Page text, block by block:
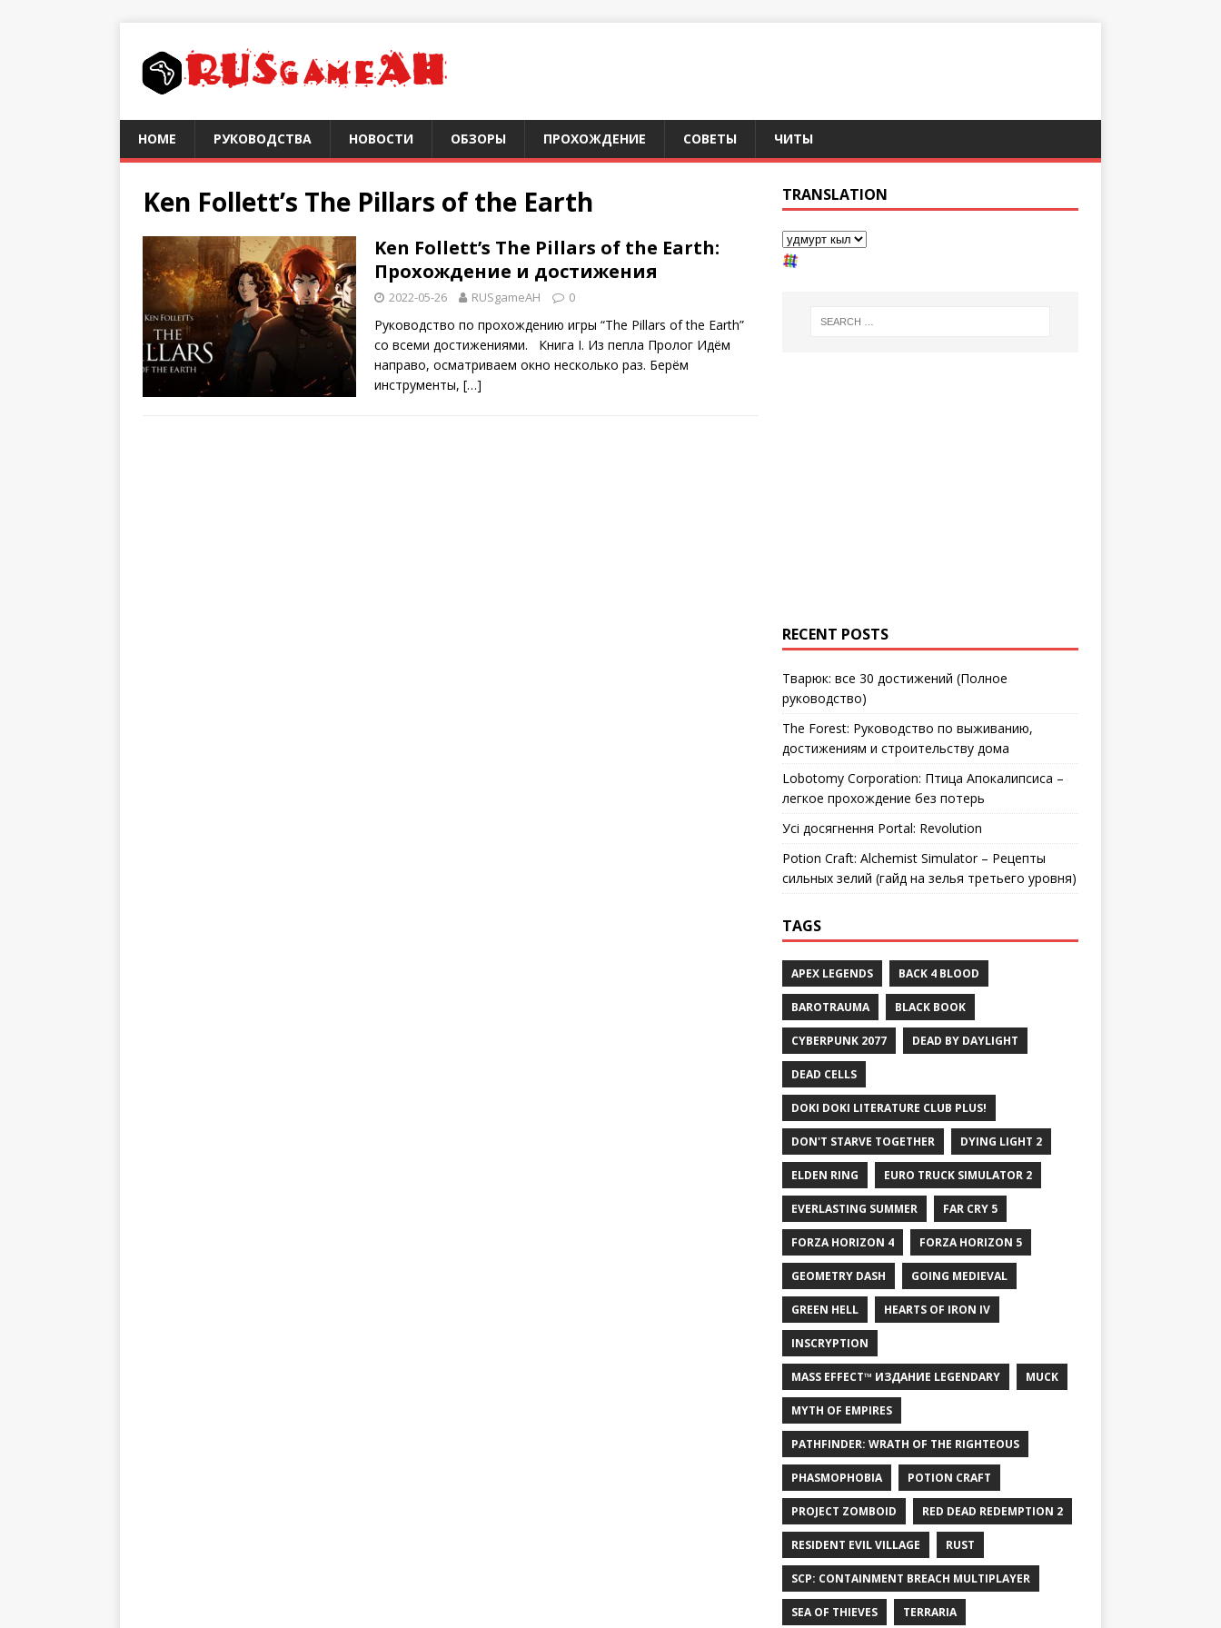
HOME РУКОВОДСТВА НОВОСТИ ОБЗОРЫ ПРОХОЖДЕНИЕ СОВЕТЫ ЧИТЫ
Ken Follett’s The Pillars of the Earth
Ken Follett’s The Pillars of the Earth:
Прохождение и достижения
2022-05-26 RUSgameAH 0
Руководство по прохождению игры “The Pillars of the Earth”
со всеми достижениями. Книга I. Из пепла Пролог Идём
направо, осматриваем окно несколько раз. Берём
инструменты, […]
TRANSLATION
RECENT POSTS
Тварюк: все 30 достижений (Полное
руководство)
The Forest: Руководство по выживанию,
достижениям и строительству дома
Lobotomy Corporation: Птица Апокалипсиса –
легкое прохождение без потерь
Усі досягнення Portal: Revolution
Potion Craft: Alchemist Simulator – Рецепты
сильных зелий (гайд на зелья третьего уровня)
TAGS
APEX LEGENDS BACK 4 BLOOD
BAROTRAUMA BLACK BOOK
CYBERPUNK 2077 DEAD BY DAYLIGHT
DEAD CELLS
DOKI DOKI LITERATURE CLUB PLUS!
DON'T STARVE TOGETHER DYING LIGHT 2
ELDEN RING EURO TRUCK SIMULATOR 2
EVERLASTING SUMMER FAR CRY 5
FORZA HORIZON 4 FORZA HORIZON 5
GEOMETRY DASH GOING MEDIEVAL
GREEN HELL HEARTS OF IRON IV
INSCRYPTION
MASS EFFECT™ ИЗДАНИЕ LEGENDARY MUCK
MYTH OF EMPIRES
PATHFINDER: WRATH OF THE RIGHTEOUS
PHASMOPHOBIA POTION CRAFT
PROJECT ZOMBOID RED DEAD REDEMPTION 2
RESIDENT EVIL VILLAGE RUST
SCP: CONTAINMENT BREACH MULTIPLAYER
SEA OF THIEVES TERRARIA